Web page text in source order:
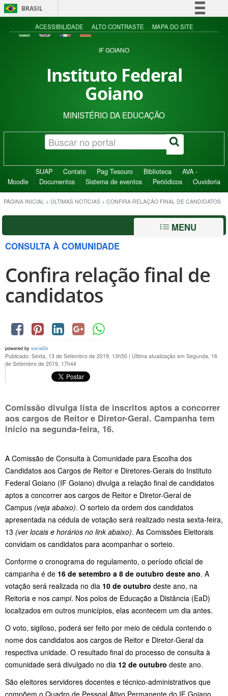
BRASIL
Simplifique!
Acesso à informação
ACESSIBILIDADE ALTO CONTRASTE MAPA DO SITE
IF GOIANO
Instituto Federal
Goiano
MINISTÉRIO DA EDUCAÇÃO
SUAP Contato Pag Tesouro Biblioteca
AVA -
Moodle
Documentos Sistema de eventos Periódicos Ouvidoria
PÁGINA INICIAL > ÚLTIMAS NOTÍCIAS > CONFIRA RELAÇÃO FINAL DE CANDIDATOS
MENU
CONSULTA À COMUNIDADE
Confira relação final de
candidatos
powered by social2s
Publicado: Sexta, 13 de Setembro de 2019, 13h50 | Última atualização em Segunda, 16
de Setembro de 2019, 17h44
Comissão divulga lista de inscritos aptos a concorrer
aos cargos de Reitor e Diretor-Geral. Campanha tem
início na segunda-feira, 16.
A Comissão de Consulta à Comunidade para Escolha dos
Candidatos aos Cargos de Reitor e Diretores-Gerais do Instituto
Federal Goiano (IF Goiano) divulga a relação final de candidatos
aptos a concorrer aos cargos de Reitor e Diretor-Geral de
Campus (veja abaixo). O sorteio da ordem dos candidatos
apresentada na cédula de votação será realizado nesta sexta-feira,
13 (ver locais e horários no link abaixo). As Comissões Eleitorais
convidam os candidatos para acompanhar o sorteio.
Conforme o cronograma do regulamento, o período oficial de
campanha é de 16 de setembro a 8 de outubro deste ano. A
votação será realizada no dia 10 de outubro deste ano, na
Reitoria e nos campi. Nos polos de Educação a Distância (EaD)
localizados em outros municípios, elas acontecem um dia antes.
O voto, sigiloso, poderá ser feito por meio de cédula contendo o
nome dos candidatos aos cargos de Reitor e Diretor-Geral da
respectiva unidade. O resultado final do processo de consulta à
comunidade será divulgado no dia 12 de outubro deste ano.
São eleitores servidores docentes e técnico-administrativos que
compõem o Quadro de Pessoal Ativo Permanente do IF Goiano,